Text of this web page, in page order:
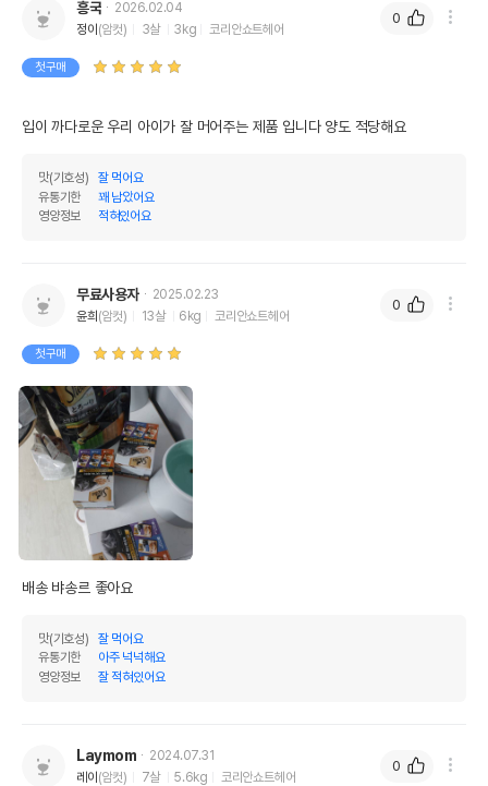
흥국
2026.02.04
정이(암컷) 3살 3kg 코리안쇼트헤어
첫구매
입이 까다로운 우리 아이가 잘 머어주는 제품 입니다 양도 적당해요
맛(기호성)
잘 먹어요
유통기한
꽤 남았어요
영양정보
적혀있어요
0
무료사용자
2025.02.23
윤희(암컷) 13살 6kg 코리안쇼트헤어
첫구매
배송 뱌송르 좋아요
맛(기호성)
잘 먹어요
유통기한
아주 넉넉해요
영양정보
잘 적혀있어요
0
Laymom
2024.07.31
레이(암컷) 7살 5.6kg 코리안쇼트헤어
0